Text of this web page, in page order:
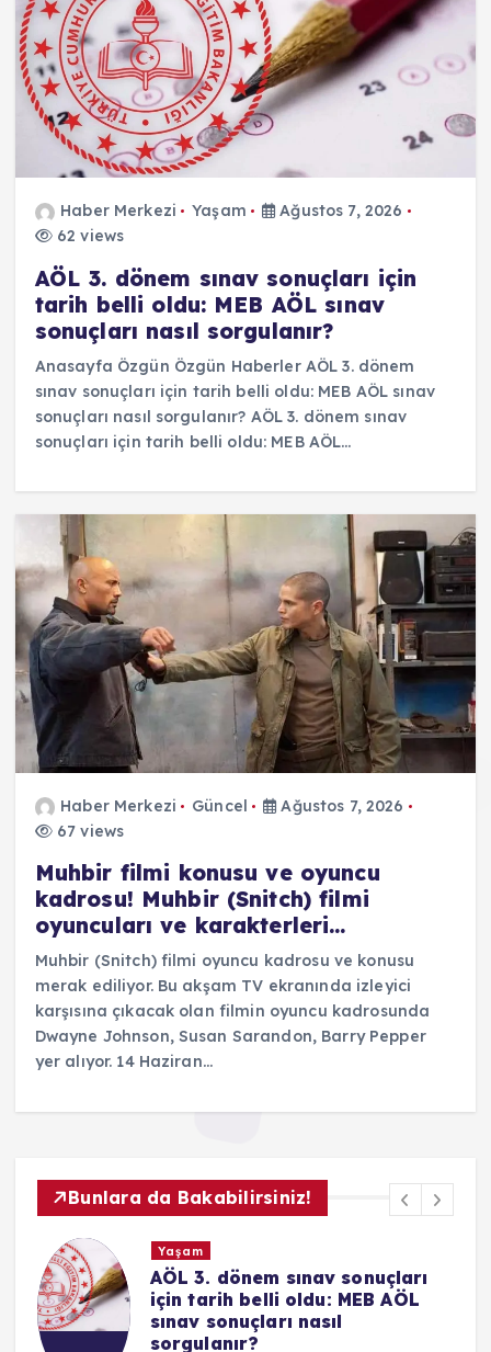
Haber Merkezi Yaşam
Ağustos 7, 2026
62 views
AÖL 3. dönem sınav sonuçları için
tarih belli oldu: MEB AÖL sınav
sonuçları nasıl sorgulanır?
Anasayfa Özgün Özgün Haberler AÖL 3. dönem
sınav sonuçları için tarih belli oldu: MEB AÖL sınav
sonuçları nasıl sorgulanır? AÖL 3. dönem sınav
sonuçları için tarih belli oldu: MEB AÖL…
Haber Merkezi Güncel
Ağustos 7, 2026
67 views
Muhbir filmi konusu ve oyuncu
kadrosu! Muhbir (Snitch) filmi
oyuncuları ve karakterleri…
Muhbir (Snitch) filmi oyuncu kadrosu ve konusu
merak ediliyor. Bu akşam TV ekranında izleyici
karşısına çıkacak olan filmin oyuncu kadrosunda
Dwayne Johnson, Susan Sarandon, Barry Pepper
yer alıyor. 14 Haziran…
Bunlara da Bakabilirsiniz!
Yaşam
AÖL 3. dönem sınav sonuçları
için tarih belli oldu: MEB AÖL
sınav sonuçları nasıl
sorgulanır?